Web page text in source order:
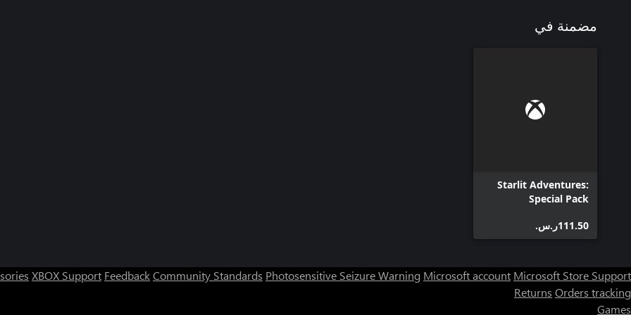
مضمنة في
Starlit Adventures:
Special Pack
‪ر.س.‏‎111.50‬
XBOX Support FeedbackCommunity Standards Photosensitive Seizure Warning Microsoft account Microsoft Store Support
Returns Orders tracking
Games